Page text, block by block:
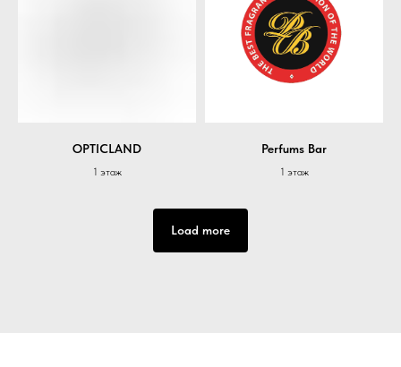
OPTICLAND
1 этаж
Perfums Bar
1 этаж
Load more